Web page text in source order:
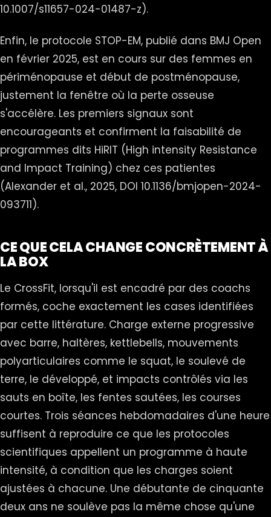
10.1007/s11657-024-01487-z).
Enfin, le protocole STOP-EM, publié dans BMJ Open
en février 2025, est en cours sur des femmes en
périménopause et début de postménopause,
justement la fenêtre où la perte osseuse
s'accélère. Les premiers signaux sont
encourageants et confirment la faisabilité de
programmes dits HiRIT (High intensity Resistance
and Impact Training) chez ces patientes
(Alexander et al., 2025, DOI 10.1136/bmjopen-2024-
093711).
CE QUE CELA CHANGE CONCRÈTEMENT À
LA BOX
Le CrossFit, lorsqu'il est encadré par des coachs
formés, coche exactement les cases identifiées
par cette littérature. Charge externe progressive
avec barre, haltères, kettlebells, mouvements
polyarticulaires comme le squat, le soulevé de
terre, le développé, et impacts contrôlés via les
sauts en boîte, les fentes sautées, les courses
courtes. Trois séances hebdomadaires d'une heure
suffisent à reproduire ce que les protocoles
scientifiques appellent un programme à haute
intensité, à condition que les charges soient
ajustées à chacune. Une débutante de cinquante
deux ans ne soulève pas la même chose qu'une